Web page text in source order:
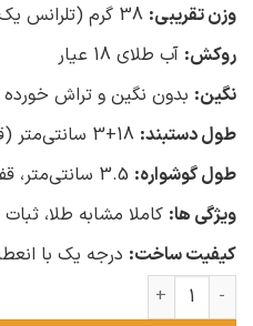
وزن تقریبی:
روکش: آب طلای 18 عیار
نگین: بدون نگین و تراش خورده
طول دستبند:
طول گوشواره:
ویژگی ها: کاملا مشابه طلا،
کیفیت ساخت: درجه یک با
سرویس نقره زنانه تراش عدد